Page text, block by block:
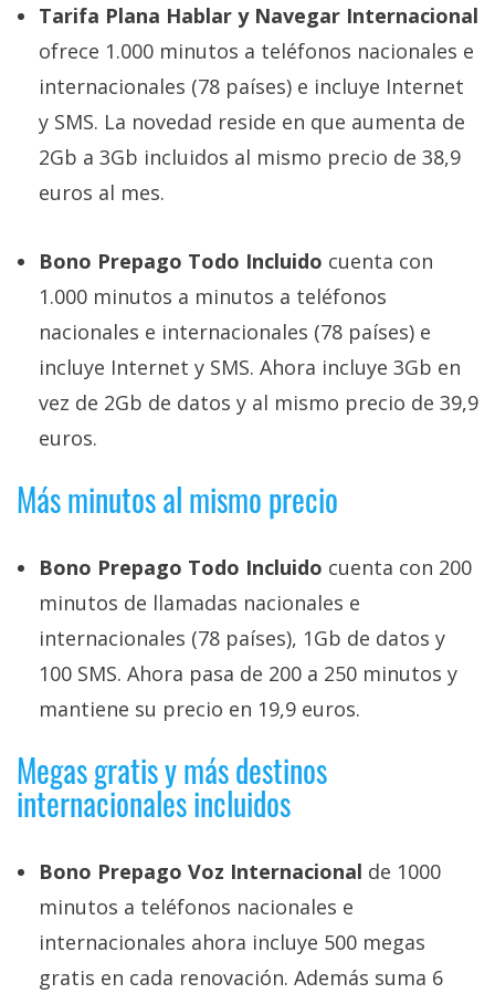
Publicidad
/
opciones
de
privacidad
Aviso
El medio de
comunicación
digital donde
encontrarás
noticias sobre
móviles,
apps,
informática,
trucos y
tutoriales.
El Grupo
(CC) 2006-
Algunos
derechos
Tarifa Plana Hablar y Navegar Internacional
ofrece 1.000 minutos a teléfonos nacionales e
internacionales (78 países) e incluye Internet
y SMS. La novedad reside en que aumenta de
2Gb a 3Gb incluidos al mismo precio de 38,9
euros al mes.
Bono Prepago Todo Incluido cuenta con
1.000 minutos a minutos a teléfonos
nacionales e internacionales (78 países) e
incluye Internet y SMS. Ahora incluye 3Gb en
vez de 2Gb de datos y al mismo precio de 39,9
euros.
Más minutos al mismo precio
Bono Prepago Todo Incluido cuenta con 200
minutos de llamadas nacionales e
internacionales (78 países), 1Gb de datos y
100 SMS. Ahora pasa de 200 a 250 minutos y
mantiene su precio en 19,9 euros.
Megas gratis y más destinos
internacionales incluidos
Bono Prepago Voz Internacional de 1000
minutos a teléfonos nacionales e
internacionales ahora incluye 500 megas
gratis en cada renovación. Además suma 6